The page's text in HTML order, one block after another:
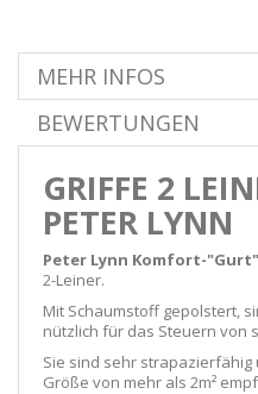
MEHR INFOS
BEWERTUNGEN
GRIFFE 2
PETER LYNN
Peter Lynn Komfort-
2-Leiner.
Mit Schaumstoff gepolstert,
nützlich für das Steuern von
Sie sind sehr
Größe von mehr als 2m²